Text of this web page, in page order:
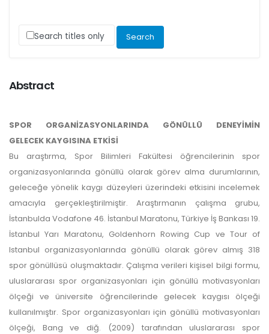
Search titles only
Abstract
SPOR ORGANİZASYONLARINDA GÖNÜLLÜ DENEYİMİN
GELECEK KAYGISINA ETKİSİ
Bu araştırma, Spor Bilimleri Fakültesi öğrencilerinin spor
organizasyonlarında gönüllü olarak görev alma durumlarının,
geleceğe yönelik kaygı düzeyleri üzerindeki etkisini incelemek
amacıyla gerçekleştirilmiştir. Araştırmanın çalışma grubu,
İstanbulda Vodafone 46. İstanbul Maratonu, Türkiye İş Bankası 19.
İstanbul Yarı Maratonu, Goldenhorn Rowing Cup ve Tour of
Istanbul organizasyonlarında gönüllü olarak görev almış 318
spor gönüllüsü oluşmaktadır. Çalışma verileri kişisel bilgi formu,
uluslararası spor organizasyonları için gönüllü motivasyonları
ölçeği ve üniversite öğrencilerinde gelecek kaygısı ölçeği
kullanılmıştır. Spor organizasyonları için gönüllü motivasyonları
ölçeği, Bang ve diğ. (2009) tarafından uluslararası spor